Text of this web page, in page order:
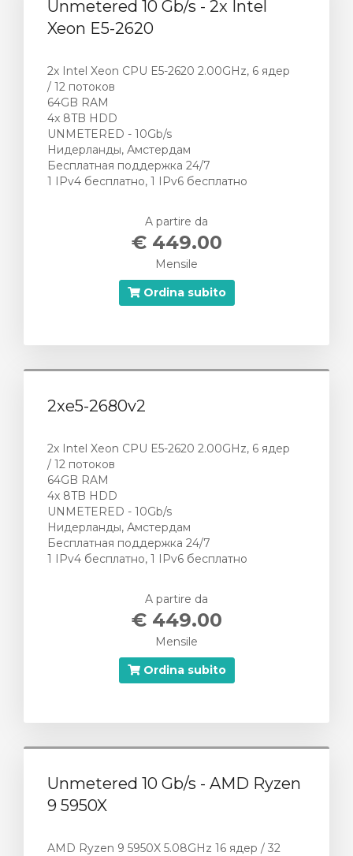
Unmetered 10 Gb/s - 2x Intel
Xeon E5-2620
2x Intel Xeon CPU E5-2620 2.00GHz, 6 ядер
/ 12 потоков
64GB RAM
4x 8TB HDD
UNMETERED - 10Gb/s
Нидерланды, Амстердам
Бесплатная поддержка 24/7
1 IPv4 бесплатно, 1 IPv6 бесплатно
A partire da
€ 449.00
Mensile
Ordina subito
2xe5-2680v2
2x Intel Xeon CPU E5-2620 2.00GHz, 6 ядер
/ 12 потоков
64GB RAM
4x 8TB HDD
UNMETERED - 10Gb/s
Нидерланды, Амстердам
Бесплатная поддержка 24/7
1 IPv4 бесплатно, 1 IPv6 бесплатно
A partire da
€ 449.00
Mensile
Ordina subito
Unmetered 10 Gb/s - AMD Ryzen
9 5950X
AMD Ryzen 9 5950X 5.08GHz 16 ядер / 32